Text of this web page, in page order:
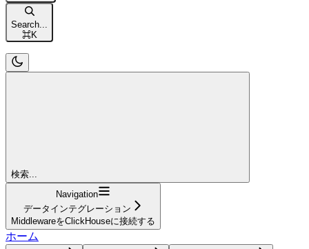
Search...
⌘K
検索...
Navigation
データインテグレーション
MiddlewareをClickHouseに接続する
ホーム